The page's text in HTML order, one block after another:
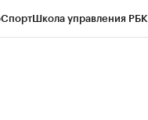
СпортШкола управления РБК